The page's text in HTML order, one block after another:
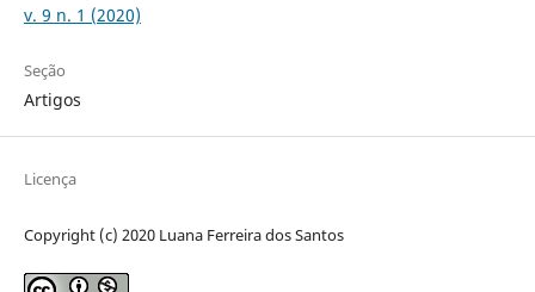
v. 9 n. 1 (2020)
Seção
Artigos
Licença
Copyright (c) 2020 Luana Ferreira dos Santos